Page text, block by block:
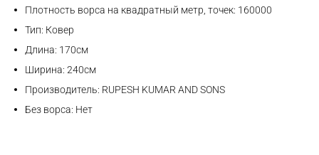
Плотность ворса на квадратный метр, точек: 160000
Тип: Ковер
Длина: 170см
Ширина: 240см
Производитель: RUPESH KUMAR AND SONS
Без ворса: Нет